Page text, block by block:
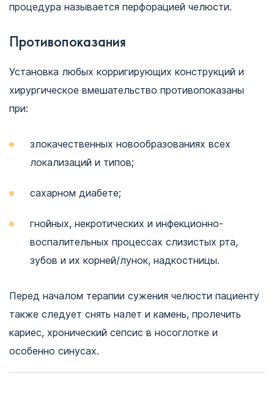
процедура называется перфорацией челюсти.
Противопоказания
Установка любых корригирующих конструкций и
хирургическое вмешательство противопоказаны
при:
злокачественных новообразованиях всех
локализаций и типов;
сахарном диабете;
гнойных, некротических и инфекционно-
воспалительных процессах слизистых рта,
зубов и их корней/лунок, надкостницы.
Перед началом терапии сужения челюсти пациенту
также следует снять налет и камень, пролечить
кариес, хронический сепсис в носоглотке и
особенно синусах.